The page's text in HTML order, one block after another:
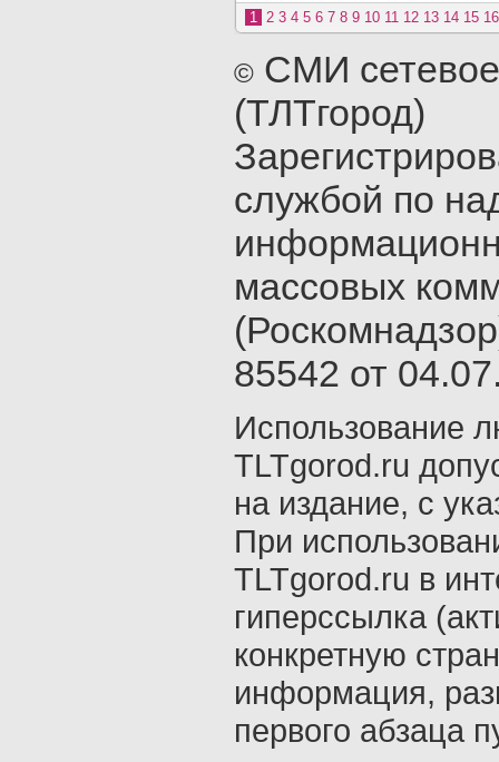
1 2 3 4 5 6 7 8 9 10 11 12 13 14 15 16
© СМИ
(ТЛТгород)
службой по
массовых
85542 от
Использование
TLTgorod.ru
на издание, с
При
TLTgorod.ru в
гиперссылка
конкретную
информация,
первого абзаца